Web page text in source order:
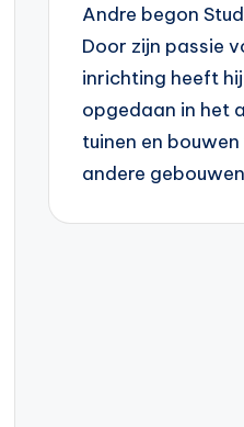
Andre begon
Door zijn passie
inrichting heeft
opgedaan in het
tuinen en
andere